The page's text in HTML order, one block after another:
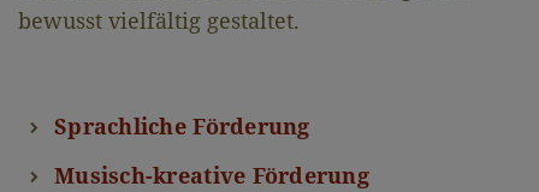
bewusst vielfältig gestaltet.
Sprachliche Förderung
Musisch-kreative Förderung